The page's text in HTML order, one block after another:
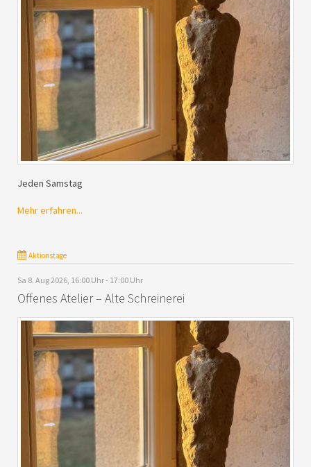
Jeden Samstag
Mehr erfahren...
Aktionstage
Sa 8. Aug 2026, 16:00 Uhr - 17:00 Uhr
Offenes Atelier – Alte Schreinerei